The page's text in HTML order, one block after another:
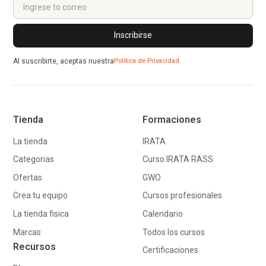
Al suscribirte, aceptas nuestraPolítica de Privacidad.
Tienda
La tienda
Categorias
Ofertas
Crea tu equipo
La tienda fisica
Marcas
Recursos
Formaciones
IRATA
Curso IRATA RASS
GWO
Cursos profesionales
Calendario
Todos los cursos
Certificaciones